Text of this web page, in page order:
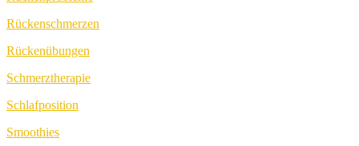
Rückenschmerzen
Rückenübungen
Schmerztherapie
Schlafposition
Smoothies